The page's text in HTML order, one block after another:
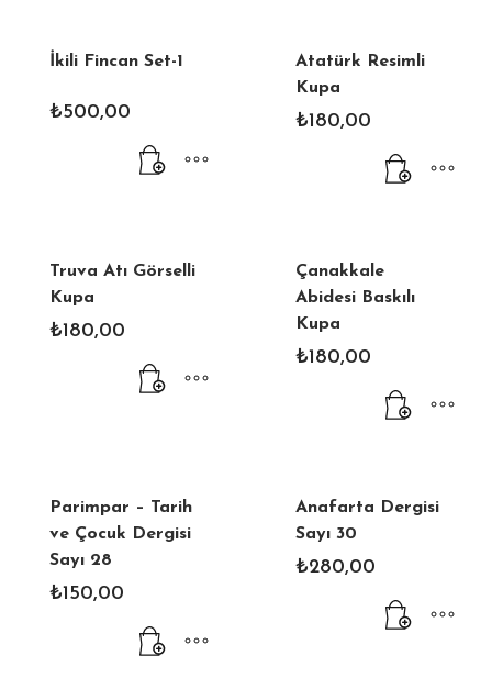
İkili Fincan Set-1
₺500,00
Atatürk Resimli
Kupa
₺180,00
Truva Atı Görselli
Kupa
₺180,00
Çanakkale
Abidesi Baskılı
Kupa
₺180,00
Parimpar – Tarih
ve Çocuk Dergisi
Sayı 28
₺150,00
Anafarta Dergisi
Sayı 30
₺280,00